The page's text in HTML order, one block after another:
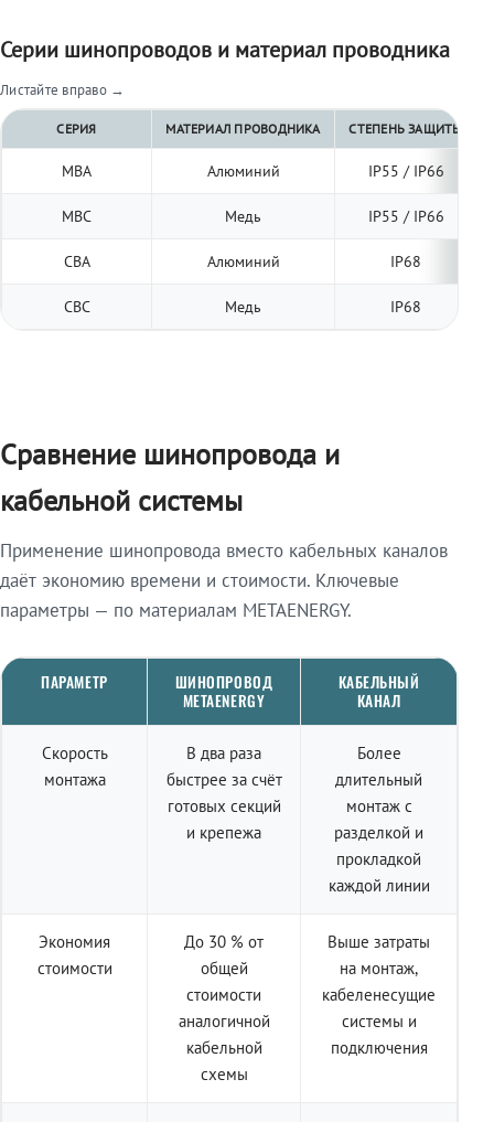
Серии шинопроводов и материал проводника
Листайте вправо →
СЕРИЯ МАТЕРИАЛ ПРОВОДНИКА СТЕПЕНЬ ЗАЩИТЫ
МВА Алюминий IP55 / IP66
МВС Медь IP55 / IP66
СВА Алюминий IP68
СВС Медь IP68
Сравнение шинопровода и
кабельной системы
Применение шинопровода вместо кабельных каналов
даёт экономию времени и стоимости. Ключевые
параметры — по материалам METAENERGY.
ПАРАМЕТР
ШИНОПРОВОД
METAENERGY
КАБЕЛЬНЫЙ
КАНАЛ
Скорость
монтажа
В два раза
быстрее за счёт
готовых секций
и крепежа
Более
длительный
монтаж с
разделкой и
прокладкой
каждой линии
Экономия
стоимости
До 30 % от
общей
стоимости
аналогичной
кабельной
схемы
Выше затраты
на монтаж,
кабеленесущие
системы и
подключения